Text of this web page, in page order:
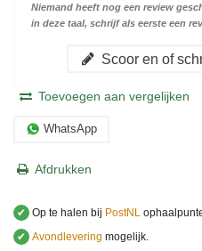
Niemand heeft nog een review
in deze taal, schrijf als eerste een
Scoor en of
Toevoegen aan vergelijken
WhatsApp
Afdrukken
✔ Op te halen bij PostNL
✔ Avondlevering mogelijk.